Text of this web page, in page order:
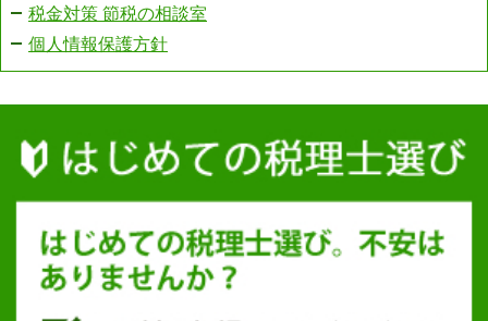
税金対策 節税の相談室
個人情報保護方針